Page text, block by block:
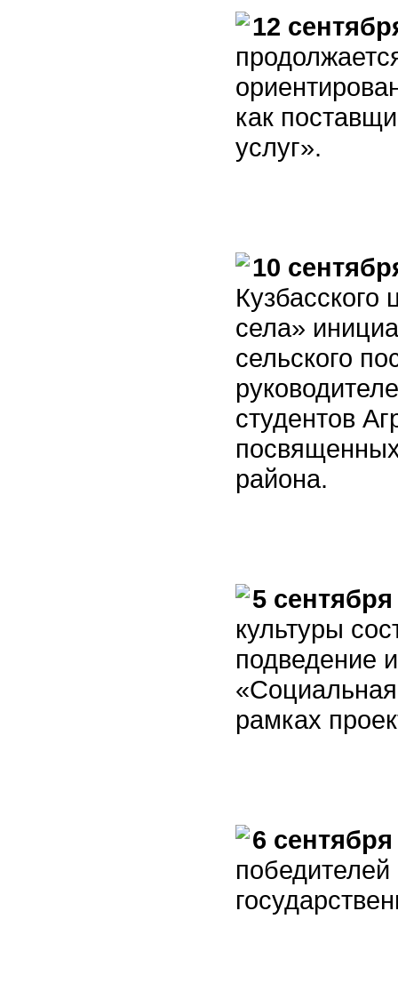
12
как
услуг».
10
села»
сельского
студентов
района.
5
культуры
подведение
рамках
6